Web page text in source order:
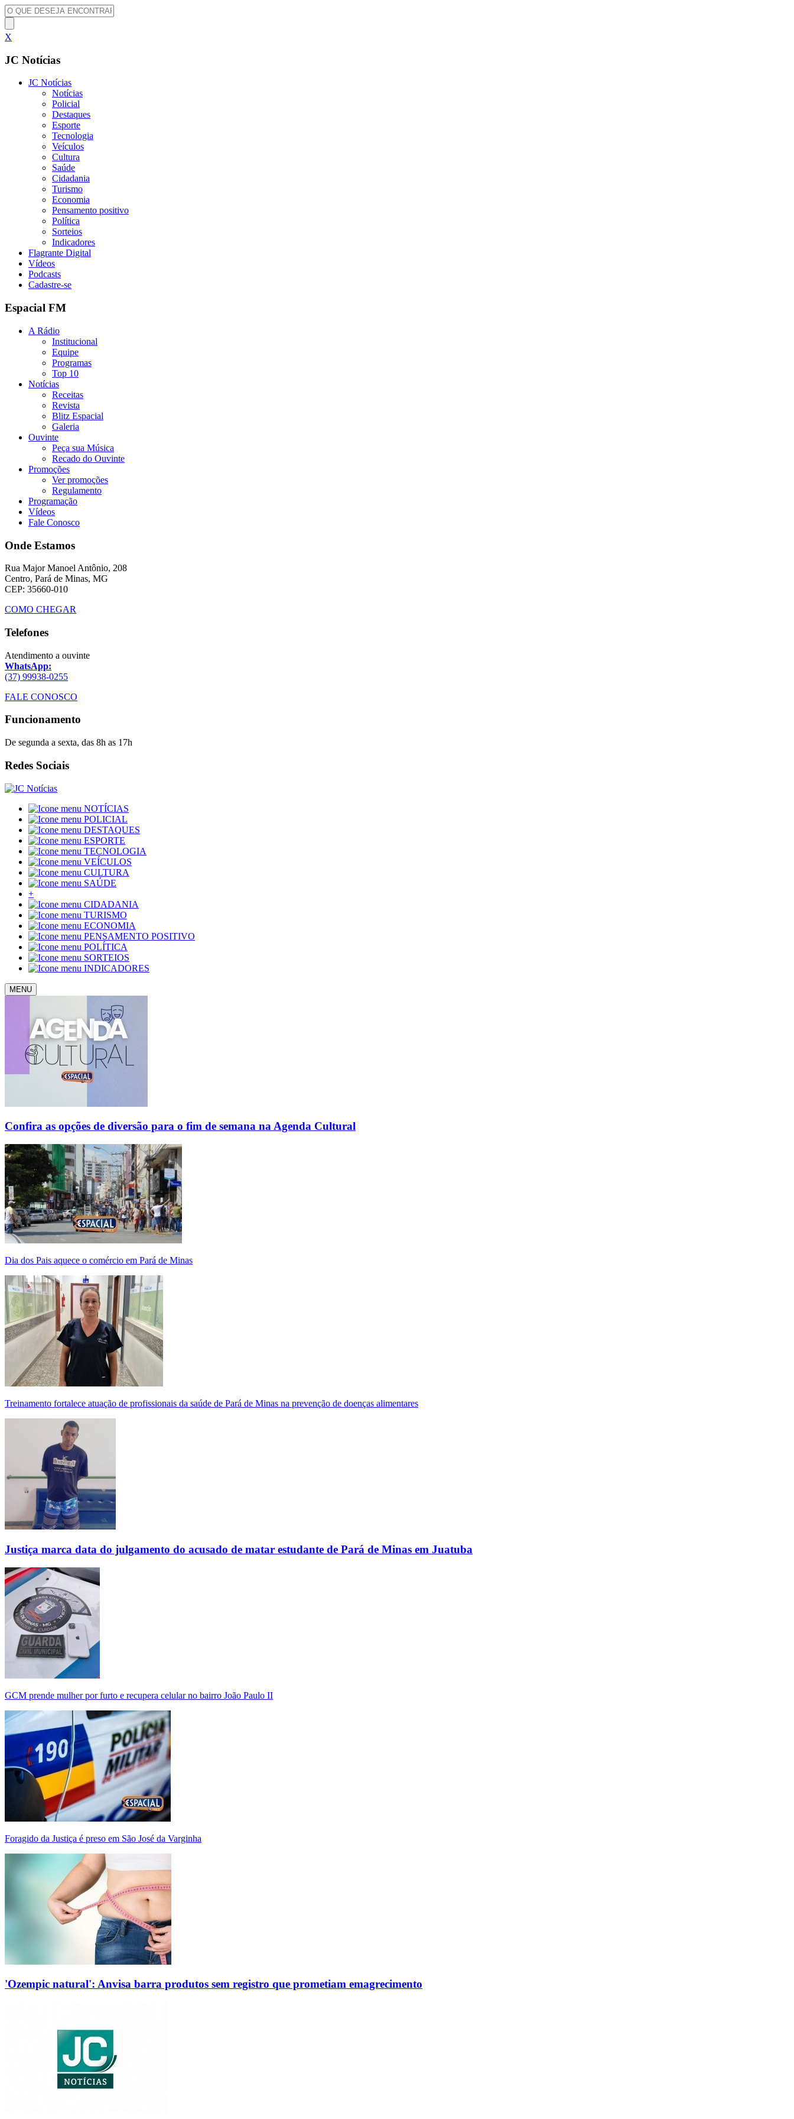
X
JC Notícias
JC Notícias
Notícias
Policial
Destaques
Esporte
Tecnologia
Veículos
Cultura
Saúde
Cidadania
Turismo
Economia
Pensamento positivo
Política
Sorteios
Indicadores
Flagrante Digital
Vídeos
Podcasts
Cadastre-se
Espacial FM
A Rádio
Institucional
Equipe
Programas
Top 10
Notícias
Receitas
Revista
Blitz Espacial
Galeria
Ouvinte
Peça sua Música
Recado do Ouvinte
Promoções
Ver promoções
Regulamento
Programação
Vídeos
Fale Conosco
Onde Estamos
Rua Major Manoel Antônio, 208
Centro, Pará de Minas, MG
CEP: 35660-010
COMO CHEGAR
Telefones
Atendimento a ouvinte
WhatsApp:
(37) 99938-0255
FALE CONOSCO
Funcionamento
De segunda a sexta, das 8h as 17h
Redes Sociais
NOTÍCIAS
POLICIAL
DESTAQUES
ESPORTE
TECNOLOGIA
VEÍCULOS
CULTURA
SAÚDE
+
CIDADANIA
TURISMO
ECONOMIA
PENSAMENTO POSITIVO
POLÍTICA
SORTEIOS
INDICADORES
MENU
Confira as opções de diversão para o fim de semana na Agenda Cultural
Dia dos Pais aquece o comércio em Pará de Minas
Treinamento fortalece atuação de profissionais da saúde de Pará de Minas na prevenção de doenças alimentares
Justiça marca data do julgamento do acusado de matar estudante de Pará de Minas em Juatuba
GCM prende mulher por furto e recupera celular no bairro João Paulo II
Foragido da Justiça é preso em São José da Varginha
'Ozempic natural': Anvisa barra produtos sem registro que prometiam emagrecimento